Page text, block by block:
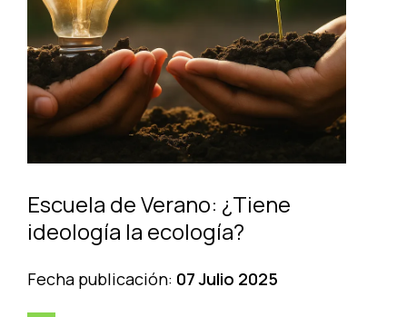
Escuela de Verano: ¿Tiene
ideología la ecología?
Fecha publicación: 07 Julio 2025